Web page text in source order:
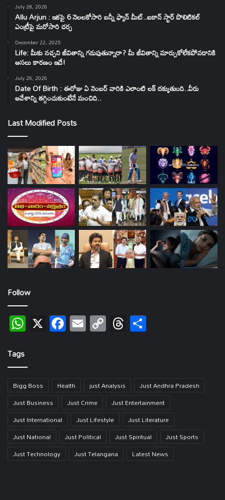
July 28, 2026
Allu Arjun : ఇకపై 6 నెలలకోసారి బన్నీ ఫ్యాన్ మీట్..ఐకాన్ స్టార్ పొలిటికల్
ఎంట్రీపై మరోసారి చర్చ
December 22, 2025
Life: మీకు నచ్చని జీవితాన్ని గడుపుతున్నారా? మీ జీవితాన్ని మార్చుకోలేకపోవడానికి
అసలు కారణం ఇదే!
July 26, 2026
Date Of Birth : ఈరోజు ఏ నెంబర్ వారికి ఎలాంటి లక్ దక్కుతుంది..వీరు
ఆవేశాన్ని తగ్గించుకుంటేనే మంచిది..
Last Modified Posts
Follow
WhatsApp
X Facebook
EmailCopy
Link
Threads
Tags
Bigg Boss Health just Analysis
Just Andhra Pradesh
Just Business
Just Crime
Just Entertainment
Just International
Just Lifestyle
Just Literature
Just National
Just Political Just Spiritual
Just Sports
Just Technology
Just Telangana Latest News